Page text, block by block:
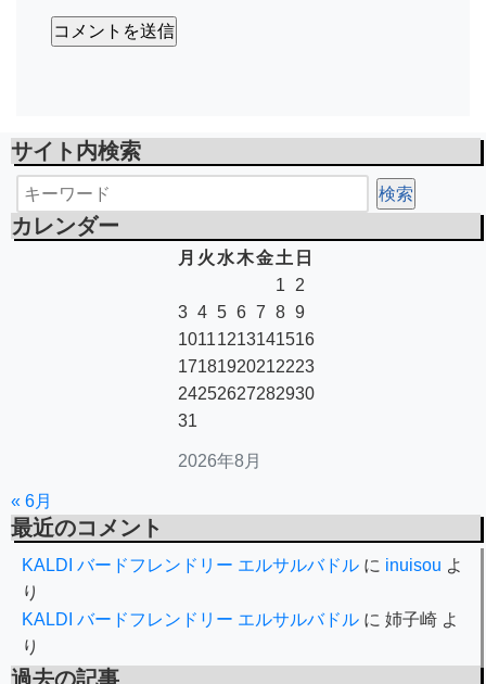
サイト内検索
カレンダー
2026年8月
月 火 水木金 土 日
1
2
3 4 5 6 7 8 9
10111213141516
17181920212223
24252627282930
31
« 6月
最近のコメント
KALDI バードフレンドリー エルサルバドル に inuisou よ
り
KALDI バードフレンドリー エルサルバドル に 姉子崎 よ
り
過去の記事